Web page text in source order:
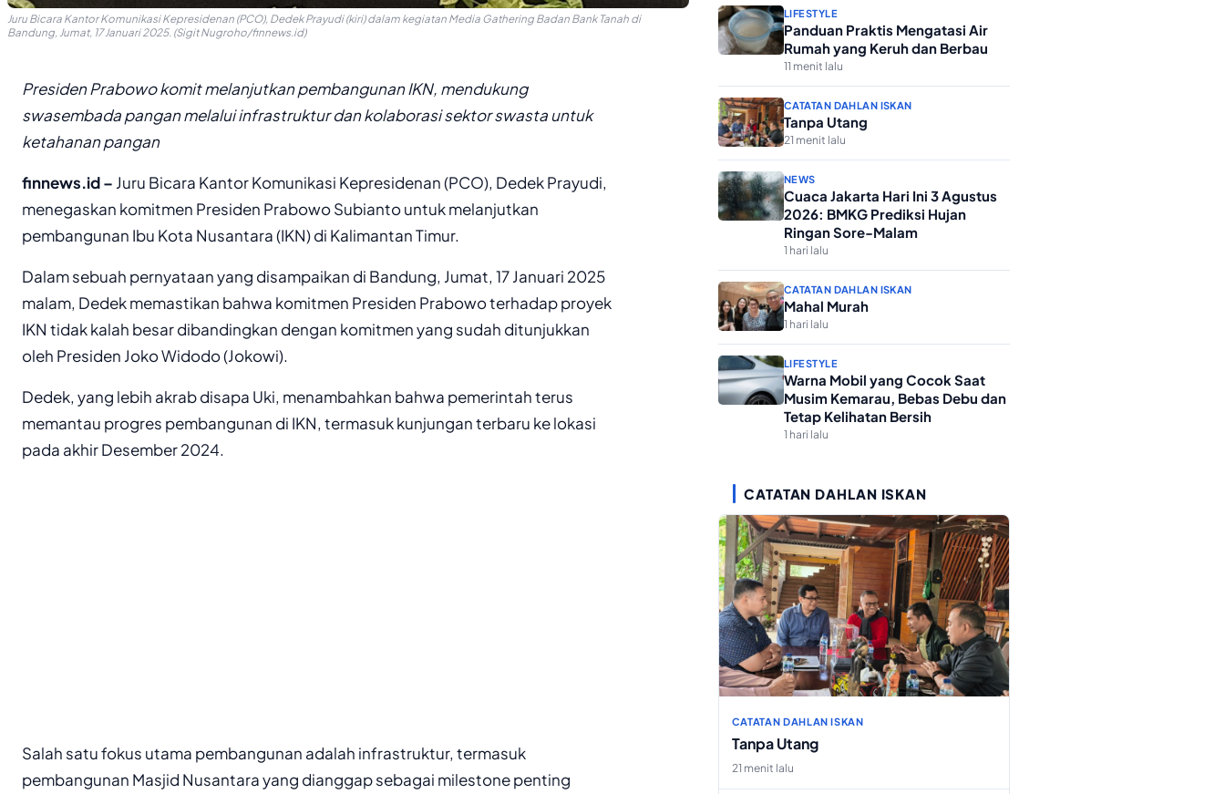
Juru Bicara Kantor Komunikasi Kepresidenan (PCO), Dedek Prayudi (kiri) dalam kegiatan Media Gathering Badan Bank Tanah di
Bandung, Jumat, 17 Januari 2025. (Sigit Nugroho/finnews.id)
Presiden Prabowo komit melanjutkan pembangunan IKN, mendukung
swasembada pangan melalui infrastruktur dan kolaborasi sektor swasta untuk
ketahanan pangan
finnews.id – Juru Bicara Kantor Komunikasi Kepresidenan (PCO), Dedek Prayudi,
menegaskan komitmen Presiden Prabowo Subianto untuk melanjutkan
pembangunan Ibu Kota Nusantara (IKN) di Kalimantan Timur.
Dalam sebuah pernyataan yang disampaikan di Bandung, Jumat, 17 Januari 2025
malam, Dedek memastikan bahwa komitmen Presiden Prabowo terhadap proyek
IKN tidak kalah besar dibandingkan dengan komitmen yang sudah ditunjukkan
oleh Presiden Joko Widodo (Jokowi).
Dedek, yang lebih akrab disapa Uki, menambahkan bahwa pemerintah terus
memantau progres pembangunan di IKN, termasuk kunjungan terbaru ke lokasi
pada akhir Desember 2024.
Salah satu fokus utama pembangunan adalah infrastruktur, termasuk
pembangunan Masjid Nusantara yang dianggap sebagai milestone penting
LIFESTYLE
Panduan Praktis Mengatasi Air
Rumah yang Keruh dan Berbau
11 menit lalu
CATATAN DAHLAN ISKAN
Tanpa Utang
21 menit lalu
NEWS
Cuaca Jakarta Hari Ini 3 Agustus
2026: BMKG Prediksi Hujan
Ringan Sore-Malam
1 hari lalu
CATATAN DAHLAN ISKAN
Mahal Murah
1 hari lalu
LIFESTYLE
Warna Mobil yang Cocok Saat
Musim Kemarau, Bebas Debu dan
Tetap Kelihatan Bersih
1 hari lalu
CATATAN DAHLAN ISKAN
CATATAN DAHLAN ISKAN
Tanpa Utang
21 menit lalu